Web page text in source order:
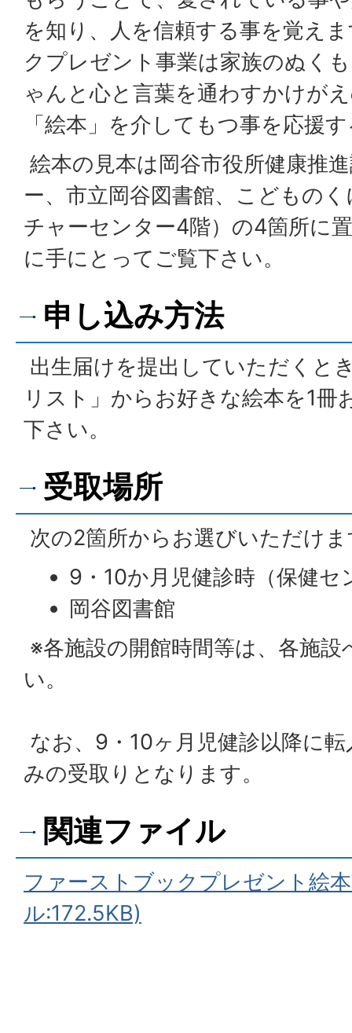
を知り、人を信頼する事を覚え
クプレゼント事業は家族のぬく
ゃんと心と言葉を通わすかけが
「絵本」を介してもつ事を応援
絵本の見本は岡谷市役所健康推
ー、市立岡谷図書館、こどもの
チャーセンター4階）の4箇所に
に手にとってご覧下さい。
申し込み方法
出生届けを提出していただくと
リスト」からお好きな絵本を1冊
下さい。
受取場所
次の2箇所からお選びいただけ
9・10か月児健診時（保健セ
岡谷図書館
※各施設の開館時間等は、各施
い。
なお、9・10ヶ月児健診以降に
みの受取りとなります。
関連ファイル
ファーストブックプレゼント絵
ル:172.5KB)